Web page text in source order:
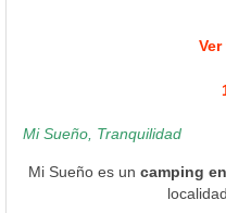
Mi Sueño, Tranquilidad
Mi Sueño es un camping